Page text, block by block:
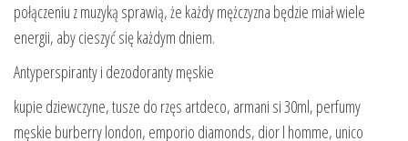
połączeniu z muzyką sprawią, że każdy mężczyzna będzie miał wiele
energii, aby cieszyć się każdym dniem.
Antyperspiranty i dezodoranty męskie
kupie dziewczyne, tusze do rzęs artdeco, armani si 30ml, perfumy
męskie burberry london, emporio diamonds, dior l homme, unico